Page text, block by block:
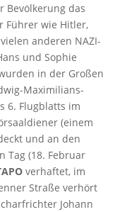
Bevölkerung das
Führer wie Hitler,
anderen NAZI-
und Sophie
in der Großen
Maximilians-
6. Flugblatts im
(einem
und an den
Tag (18. Februar
verhaftet, im
Straße verhört
Johann